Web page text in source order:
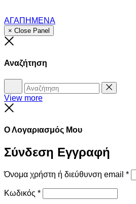
ΑΓΑΠΗΜΕΝΑ
× Close Panel
Αναζήτηση
Αναζήτηση Reset
View more
Ο Λογαριασμός Μου
Σύνδεση Εγγραφή
Όνομα χρήστη ή διεύθυνση email *
Κωδικός *